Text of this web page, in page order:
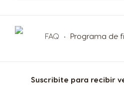
FAQ Programa de
Suscribite para recibir